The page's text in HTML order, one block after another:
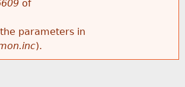
of
parameters in
).